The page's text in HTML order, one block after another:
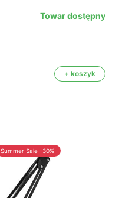
Towar dostępny
+ koszyk
Summer Sale -30%